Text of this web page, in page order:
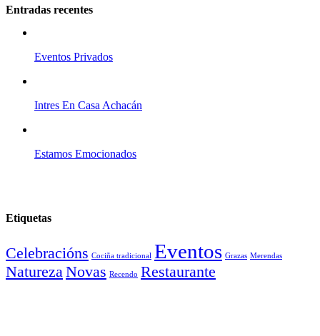
Entradas recentes
Eventos Privados
Intres En Casa Achacán
Estamos Emocionados
Etiquetas
Celebracións Cociña tradicional Eventos Grazas Merendas
NaturezaNovas Recendo Restaurante